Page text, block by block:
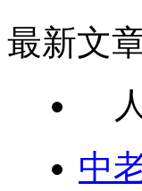
最新文
中